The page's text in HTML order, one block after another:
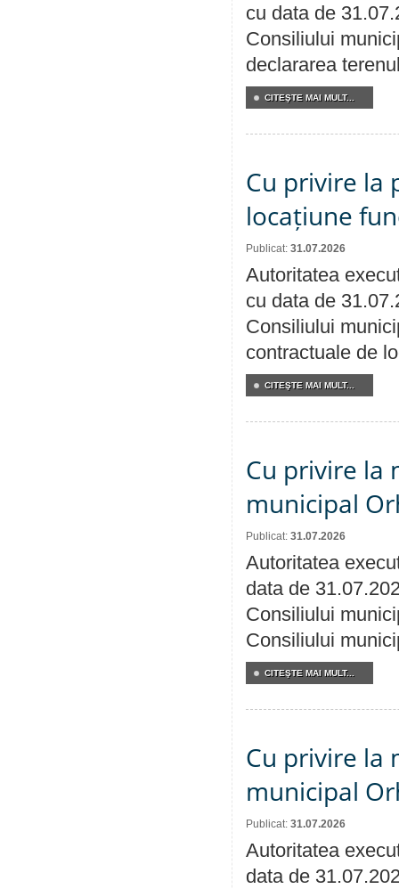
cu data de
Consiliului
declararea
CITEŞTE MAI MULT...
Cu privire la
locațiune
Publicat: 31.07.2026
Autoritatea
cu data de
Consiliului
contractuale de
CITEŞTE MAI MULT...
Cu privire la
municipal
Publicat: 31.07.2026
Autoritatea
data de
Consiliului
Consiliului
CITEŞTE MAI MULT...
Cu privire la
municipal
Publicat: 31.07.2026
Autoritatea
data de